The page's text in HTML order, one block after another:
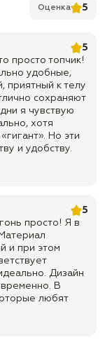
под
дачи и
одежду для
страйкбола и
Оценка 5
5
просто топчик!
удобные,
приятный к телу
сохраняют
я чувствую
хотя
Но эти
и удобству.
5
просто! Я в
и при этом
Дизайн
В
любят